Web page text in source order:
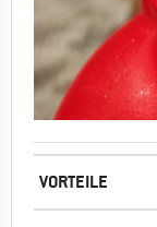
VORTEILE